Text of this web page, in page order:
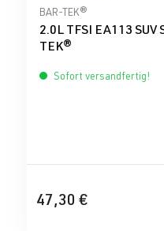
Durchschnittliche
BAR-TEK®
2.0L TFSI EA113
TEK®
Sofort versandfertig!
47,30 €